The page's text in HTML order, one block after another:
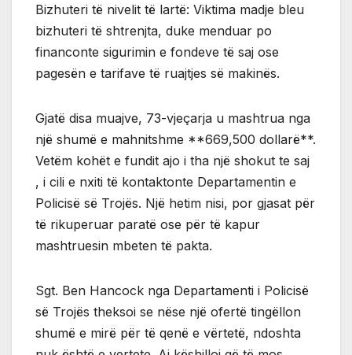
Bizhuteri të nivelit të lartë: Viktima madje bleu
bizhuteri të shtrenjta, duke menduar po
financonte sigurimin e fondeve të saj ose
pagesën e tarifave të ruajtjes së makinës.
Gjatë disa muajve, 73-vjeçarja u mashtrua nga
një shumë e mahnitshme **669,500 dollarë**.
Vetëm kohët e fundit ajo i tha një shokut te saj
, i cili e nxiti të kontaktonte Departamentin e
Policisë së Trojës. Një hetim nisi, por gjasat për
të rikuperuar paratë ose për të kapur
mashtruesin mbeten të pakta.
Sgt. Ben Hancock nga Departamenti i Policisë
së Trojës theksoi se nëse një ofertë tingëllon
shumë e mirë për të qenë e vërtetë, ndoshta